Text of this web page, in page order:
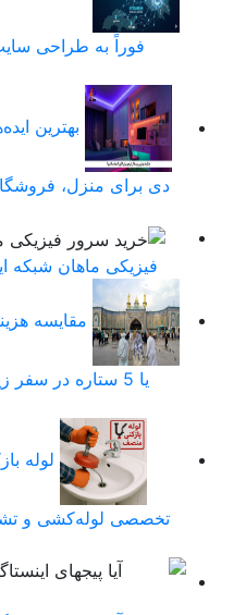
فوراً به طراحی سایت نیاز
بهترین ایده‌های
برای منزل، فروشگاه و دفتر
فیزیکی ماهان شبکه ایرانیان تاریخ
مقایسه هزینه اقامت
لوله بازکنی
لوله‌کشی و تشخیص